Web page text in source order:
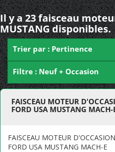
Il y a 23 faisceau
MUSTANG disponibles.
Trier par : Pertinence
Filtre : Neuf + Occasion
FAISCEAU MOTEUR
FORD USA MUSTANG MACH-
FAISCEAU MOTEUR
FORD USA MUSTANG MACH-E